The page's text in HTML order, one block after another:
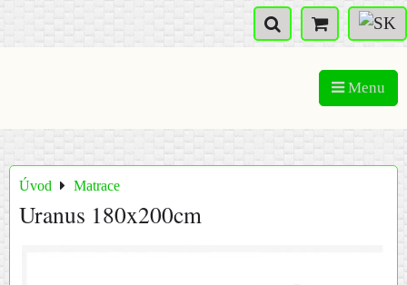
Menu
Úvod Matrace
Uranus 180x200cm